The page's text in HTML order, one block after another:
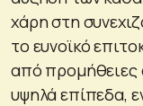
χάρη στη
το ευνοϊκό
από προμήθειες
υψηλά επίπεδα,